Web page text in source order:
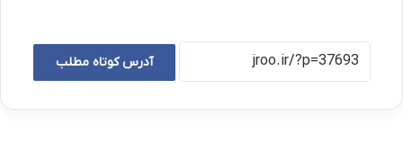
آدرس کوتاه مطلب